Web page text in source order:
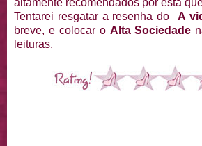
altamente recomendados por esta
Tentarei resgatar a resenha do A
breve, e colocar o Alta Sociedade
leituras.